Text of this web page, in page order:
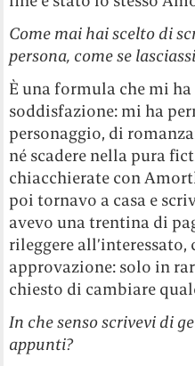
Come mai hai scelto di
persona, come se
È una formula che mi
soddisfazione: mi ha
personaggio, di
né scadere nella pura
chiacchierate con
poi tornavo a casa e
avevo una trentina di
rileggere all’interessato,
approvazione: solo in
chiesto di cambiare
In che senso scrivevi di
appunti?